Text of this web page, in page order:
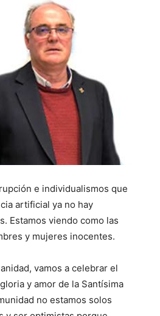
e individualismos que
artificial ya no hay
Estamos viendo como las
y mujeres inocentes.
vamos a celebrar el
y amor de la Santísima
no estamos solos